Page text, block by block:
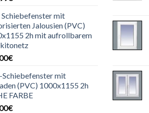
Schiebefenster mit
Jalousien (PVC)
2h mit aufrollbarem
€
Schiebefenster mit
(PVC) 1000x1155 2h
FARBE
€